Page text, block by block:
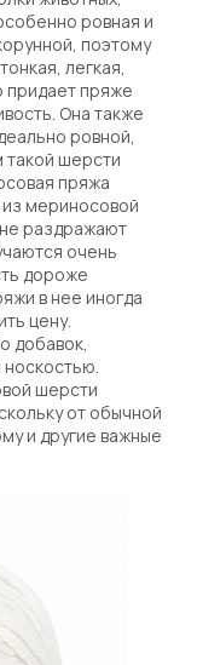
ровная и
поэтому
легкая,
придает пряже
Она также
ровной,
такой шерсти
пряжа
мериносовой
раздражают
очень
дороже
в нее иногда
цену.
добавок,
шерсти
от обычной
и другие важные